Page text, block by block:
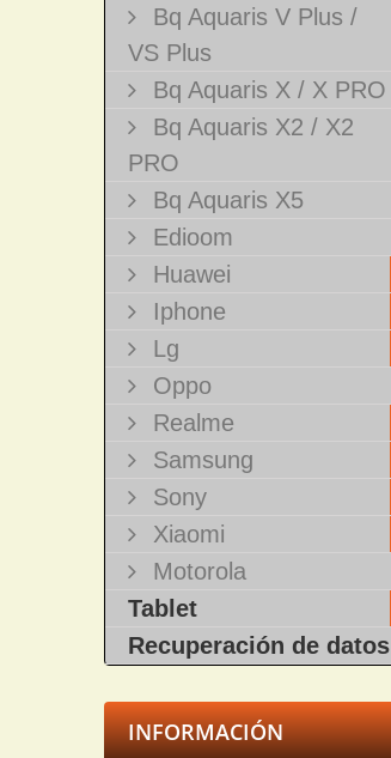
Bq Aquaris V Plus /
VS Plus
Bq Aquaris X / X PRO
Bq Aquaris X2 / X2
PRO
Bq Aquaris X5
Edioom
Huawei
Iphone
Lg
Oppo
Realme
Samsung
Sony
Xiaomi
Motorola
Tablet
Recuperación de datos
INFORMACIÓN